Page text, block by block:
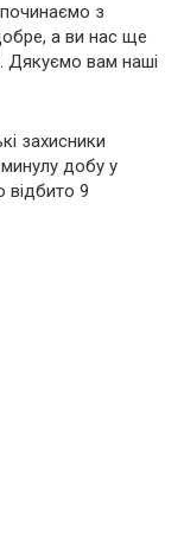
з
а ви нас ще
Дякуємо вам наші
захисники
минулу добу у
відбито 9